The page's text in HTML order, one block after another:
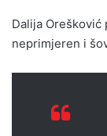
Dalija Orešković
neprimjeren i